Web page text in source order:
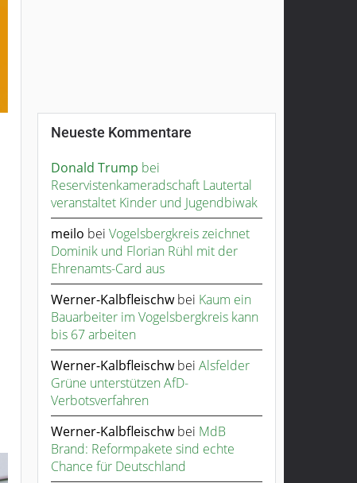
Neueste Kommentare
Donald Trump bei
Reservistenkameradschaft Lautertal
veranstaltet Kinder und Jugendbiwak
meilo bei Vogelsbergkreis zeichnet
Dominik und Florian Rühl mit der
Ehrenamts-Card aus
Werner-Kalbfleischwbei Kaum ein
Bauarbeiter im Vogelsbergkreis kann
bis 67 arbeiten
Werner-Kalbfleischwbei Alsfelder
Grüne unterstützen AfD-
Verbotsverfahren
Werner-Kalbfleischwbei MdB
Brand: Reformpakete sind echte
Chance für Deutschland